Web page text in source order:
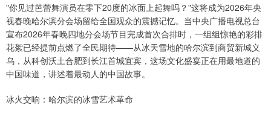
"你见过芭蕾舞演员在零下20度的冰面上起舞吗？"这将成为2026年央
视春晚哈尔滨分会场留给全国观众的震撼记忆。当中央广播电视总台
宣布2026年春晚四地分会场节目完成首次合排时，一组组惊艳的彩排
花絮已经提前点燃了全民期待——从冰天雪地的哈尔滨到商贸新城义
乌，从科创沃土合肥到长江首城宜宾，这场文化盛宴正在用最地道的
中国味道，讲述着最动人的中国故事。
冰火交响：哈尔滨的冰雪艺术革命